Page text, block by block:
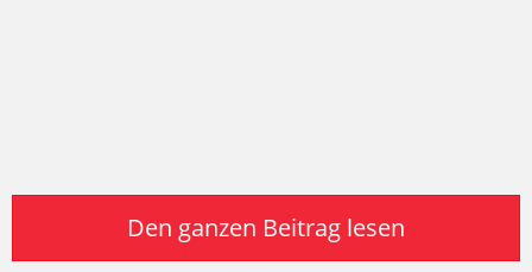
Den ganzen Beitrag lesen